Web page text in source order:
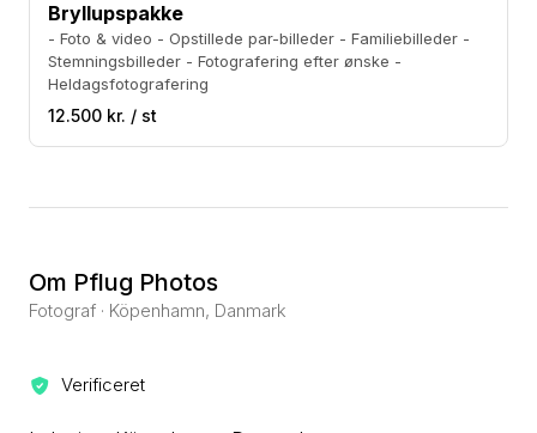
Bryllupspakke
- Foto & video - Opstillede par-billeder - Familiebilleder -
Stemningsbilleder - Fotografering efter ønske -
Heldagsfotografering
12.500 kr. / st
Om Pflug Photos
Fotograf · Köpenhamn, Danmark
Verificeret